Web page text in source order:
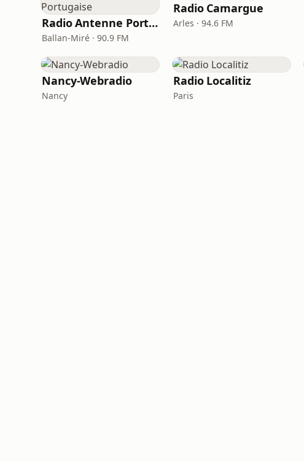
Radio Antenne Portugaise
Ballan-Miré · 90.9 FM
Radio Camargue
Arles · 94.6 FM
Nancy-Webradio
Nancy
Radio Localitiz
Paris